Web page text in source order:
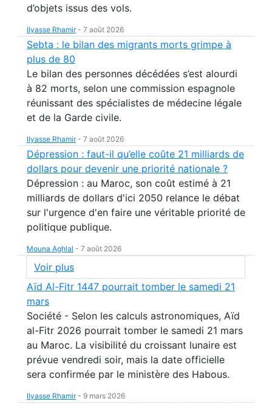
d’objets issus des vols.
Ilyasse Rhamir- 7 août 2026
Sebta : le bilan des migrants morts grimpe à
plus de 80
Le bilan des personnes décédées s’est alourdi
à 82 morts, selon une commission espagnole
réunissant des spécialistes de médecine légale
et de la Garde civile.
Ilyasse Rhamir- 7 août 2026
Dépression : faut-il qu’elle coûte 21 milliards de
dollars pour devenir une priorité nationale ?
Dépression : au Maroc, son coût estimé à 21
milliards de dollars d'ici 2050 relance le débat
sur l'urgence d'en faire une véritable priorité de
politique publique.
Mouna Aghlal - 7 août 2026
Voir plus
Aïd Al-Fitr 1447 pourrait tomber le samedi 21
mars
Société - Selon les calculs astronomiques, Aïd
al-Fitr 2026 pourrait tomber le samedi 21 mars
au Maroc. La visibilité du croissant lunaire est
prévue vendredi soir, mais la date officielle
sera confirmée par le ministère des Habous.
Ilyasse Rhamir- 9 mars 2026